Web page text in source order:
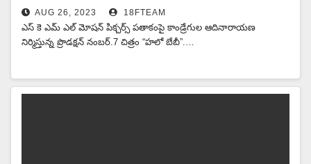
AUG 26, 2023 18FTEAM
ఎస్ కె ఎమ్ ఎల్ మోషన్ పిక్చర్స్ పతాకంపై కాండ్రేగుల ఆదినారాయణ
నిర్మిస్తున్న ప్రొడక్షన్ నంబర్.7 చిత్రం “హలో బేబీ”.…